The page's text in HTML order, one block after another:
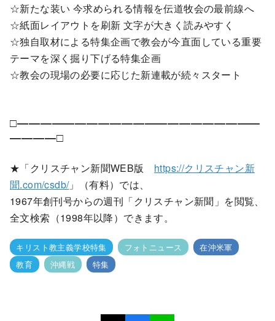
☆新たな装い 今求められる情報を伝道牧会の最前線へ
☆紙面レイアウトを刷新 文字が大きく読みやすく
☆独自取材による特集企画で教会が今直面している重要
テーマを深く掘り下げる特集企画
☆教会の現場の必要に応じた新連載が続々スタート
□―――――――――――――――――――――
――――□
★「クリスチャン新聞WEB版 https://クリスチャン新
聞.com/csdb/」（有料）では、
1967年創刊号からの週刊「クリスチャン新聞」を閲覧、
全文検索（1998年以降）できます。
キリスト教主義学校特集 フォトニュース
在沖米軍
教育
沖縄戦 特集